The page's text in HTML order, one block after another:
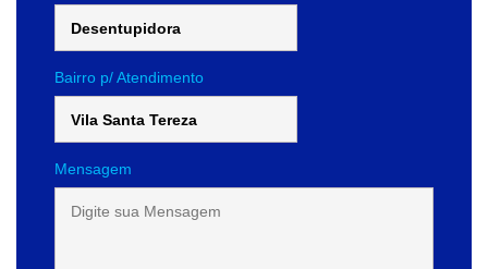
Bairro p/ Atendimento
Mensagem